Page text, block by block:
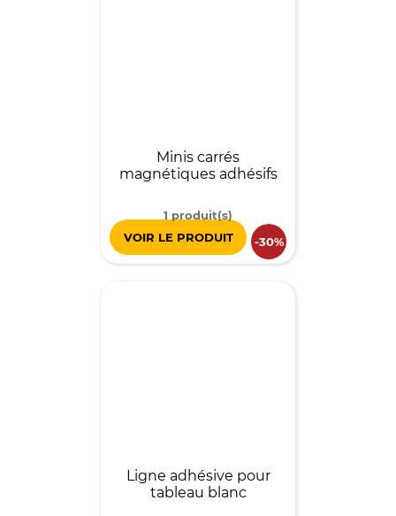
Minis carrés
magnétiques adhésifs
1 produit(s)
VOIR LE PRODUIT
-30%
Ligne adhésive pour
tableau blanc